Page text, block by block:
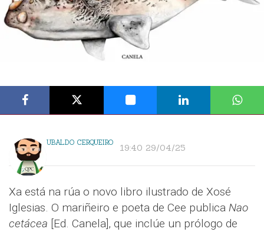
UBALDO CERQUEIRO 19:40 29/04/25
Xa está na rúa o novo libro ilustrado de Xosé
Iglesias. O mariñeiro e poeta de Cee publica Nao
cetácea [Ed. Canela], que inclúe un prólogo de